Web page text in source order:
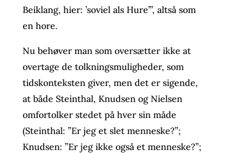
Beiklang, hier: ’soviel als Hure’”, altså som
en hore.
Nu behøver man som oversætter ikke at
overtage de tolkningsmuligheder, som
tidskonteksten giver, men det er sigende,
at både Steinthal, Knudsen og Nielsen
omfortolker stedet på hver sin måde
(Steinthal: ”Er jeg et slet menneske?”;
Knudsen: ”Er jeg ikke også et menneske?”;